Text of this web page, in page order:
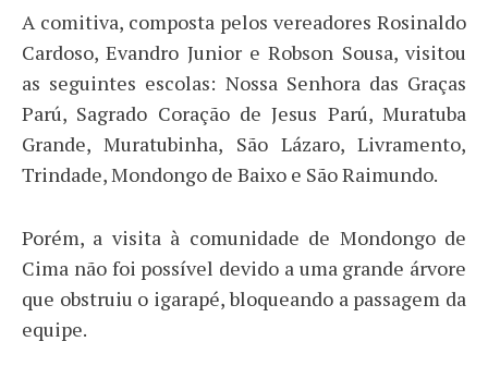
A comitiva, composta pelos vereadores Rosinaldo
Cardoso, Evandro Junior e Robson Sousa, visitou
as seguintes escolas: Nossa Senhora das Graças
Parú, Sagrado Coração de Jesus Parú, Muratuba
Grande, Muratubinha, São Lázaro, Livramento,
Trindade, Mondongo de Baixo e São Raimundo.
Porém, a visita à comunidade de Mondongo de
Cima não foi possível devido a uma grande árvore
que obstruiu o igarapé, bloqueando a passagem da
equipe.